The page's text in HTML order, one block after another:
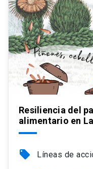
Resiliencia del
alimentario en
local_offer Líneas de